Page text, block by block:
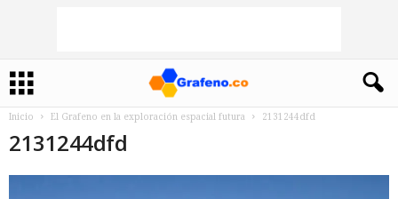
Inicio El Grafeno en la exploración espacial futura 2131244dfd
2131244dfd